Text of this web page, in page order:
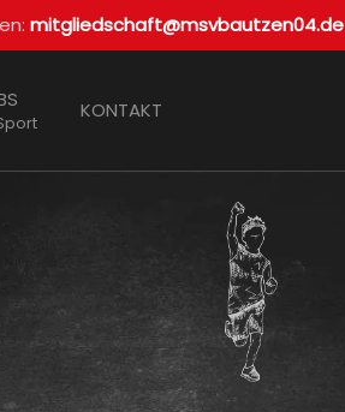
mitgliedschaft@msvbautzen04.de
KONTAKT